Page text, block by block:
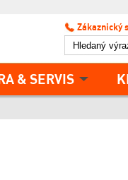
& SERVIS
Zákaznický